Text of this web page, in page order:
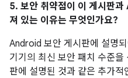
5. 보안 취약점이 이 게시판
져 있는 이유는 무엇인가요?
Android 보안 게시판에 설명
기기의 최신 보안 패치 수준을
판에 설명된 것과 같은 추가